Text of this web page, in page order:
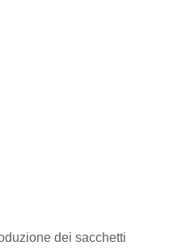
dei sacchetti